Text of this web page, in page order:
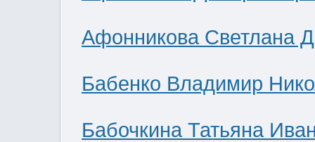
Афонникова Светлана
Бабенко Владимир
Бабочкина Татьяна